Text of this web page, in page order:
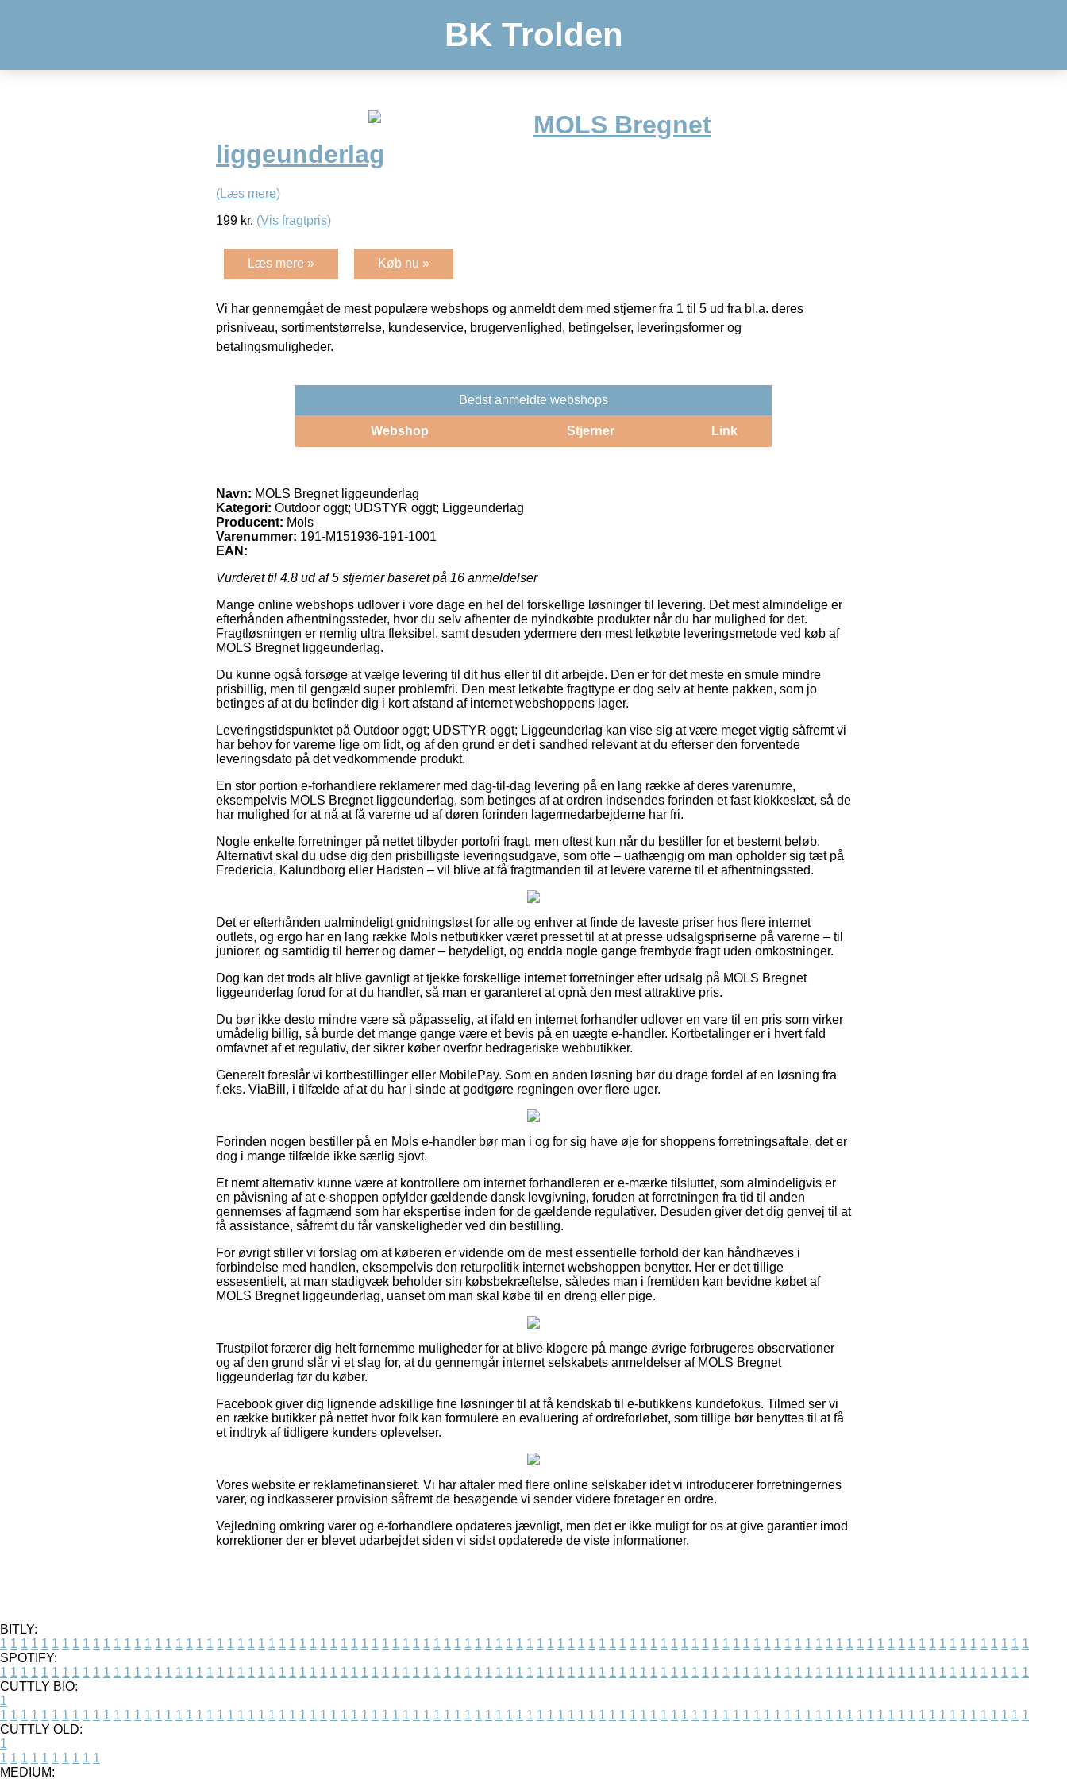
BK Trolden
MOLS Bregnet
liggeunderlag
(Læs mere)
199 kr. (Vis fragtpris)
Læs mere » Køb nu »
Vi har gennemgået de mest populære webshops og anmeldt dem med stjerner fra 1 til 5 ud fra bl.a. deres
prisniveau, sortimentstørrelse, kundeservice, brugervenlighed, betingelser, leveringsformer og
betalingsmuligheder.
Bedst anmeldte webshops
Webshop Stjerner Link
Navn: MOLS Bregnet liggeunderlag
Kategori: Outdoor oggt; UDSTYR oggt; Liggeunderlag
Producent: Mols
Varenummer: 191-M151936-191-1001
EAN:
Vurderet til 4.8 ud af 5 stjerner baseret på 16 anmeldelser
Mange online webshops udlover i vore dage en hel del forskellige løsninger til levering. Det mest almindelige er
efterhånden afhentningssteder, hvor du selv afhenter de nyindkøbte produkter når du har mulighed for det.
Fragtløsningen er nemlig ultra fleksibel, samt desuden ydermere den mest letkøbte leveringsmetode ved køb af
MOLS Bregnet liggeunderlag.
Du kunne også forsøge at vælge levering til dit hus eller til dit arbejde. Den er for det meste en smule mindre
prisbillig, men til gengæld super problemfri. Den mest letkøbte fragttype er dog selv at hente pakken, som jo
betinges af at du befinder dig i kort afstand af internet webshoppens lager.
Leveringstidspunktet på Outdoor oggt; UDSTYR oggt; Liggeunderlag kan vise sig at være meget vigtig såfremt vi
har behov for varerne lige om lidt, og af den grund er det i sandhed relevant at du efterser den forventede
leveringsdato på det vedkommende produkt.
En stor portion e-forhandlere reklamerer med dag-til-dag levering på en lang række af deres varenumre,
eksempelvis MOLS Bregnet liggeunderlag, som betinges af at ordren indsendes forinden et fast klokkeslæt, så de
har mulighed for at nå at få varerne ud af døren forinden lagermedarbejderne har fri.
Nogle enkelte forretninger på nettet tilbyder portofri fragt, men oftest kun når du bestiller for et bestemt beløb.
Alternativt skal du udse dig den prisbilligste leveringsudgave, som ofte – uafhængig om man opholder sig tæt på
Fredericia, Kalundborg eller Hadsten – vil blive at få fragtmanden til at levere varerne til et afhentningssted.
Det er efterhånden ualmindeligt gnidningsløst for alle og enhver at finde de laveste priser hos flere internet
outlets, og ergo har en lang række Mols netbutikker været presset til at at presse udsalgspriserne på varerne – til
juniorer, og samtidig til herrer og damer – betydeligt, og endda nogle gange frembyde fragt uden omkostninger.
Dog kan det trods alt blive gavnligt at tjekke forskellige internet forretninger efter udsalg på MOLS Bregnet
liggeunderlag forud for at du handler, så man er garanteret at opnå den mest attraktive pris.
Du bør ikke desto mindre være så påpasselig, at ifald en internet forhandler udlover en vare til en pris som virker
umådelig billig, så burde det mange gange være et bevis på en uægte e-handler. Kortbetalinger er i hvert fald
omfavnet af et regulativ, der sikrer køber overfor bedrageriske webbutikker.
Generelt foreslår vi kortbestillinger eller MobilePay. Som en anden løsning bør du drage fordel af en løsning fra
f.eks. ViaBill, i tilfælde af at du har i sinde at godtgøre regningen over flere uger.
Forinden nogen bestiller på en Mols e-handler bør man i og for sig have øje for shoppens forretningsaftale, det er
dog i mange tilfælde ikke særlig sjovt.
Et nemt alternativ kunne være at kontrollere om internet forhandleren er e-mærke tilsluttet, som almindeligvis er
en påvisning af at e-shoppen opfylder gældende dansk lovgivning, foruden at forretningen fra tid til anden
gennemses af fagmænd som har ekspertise inden for de gældende regulativer. Desuden giver det dig genvej til at
få assistance, såfremt du får vanskeligheder ved din bestilling.
For øvrigt stiller vi forslag om at køberen er vidende om de mest essentielle forhold der kan håndhæves i
forbindelse med handlen, eksempelvis den returpolitik internet webshoppen benytter. Her er det tillige
essesentielt, at man stadigvæk beholder sin købsbekræftelse, således man i fremtiden kan bevidne købet af
MOLS Bregnet liggeunderlag, uanset om man skal købe til en dreng eller pige.
Trustpilot forærer dig helt fornemme muligheder for at blive klogere på mange øvrige forbrugeres observationer
og af den grund slår vi et slag for, at du gennemgår internet selskabets anmeldelser af MOLS Bregnet
liggeunderlag før du køber.
Facebook giver dig lignende adskillige fine løsninger til at få kendskab til e-butikkens kundefokus. Tilmed ser vi
en række butikker på nettet hvor folk kan formulere en evaluering af ordreforløbet, som tillige bør benyttes til at få
et indtryk af tidligere kunders oplevelser.
Vores website er reklamefinansieret. Vi har aftaler med flere online selskaber idet vi introducerer forretningernes
varer, og indkasserer provision såfremt de besøgende vi sender videre foretager en ordre.
Vejledning omkring varer og e-forhandlere opdateres jævnligt, men det er ikke muligt for os at give garantier imod
korrektioner der er blevet udarbejdet siden vi sidst opdaterede de viste informationer.
BITLY:
1 1 1 1 1 1 1 1 1 1 1 1 1 1 1 1 1 1 1 1 1 1 1 1 1 1 1 1 1 1 1 1 1 1 1 1 1 1 1 1 1 1 1 1 1 1 1 1 1 1 1 1 1 1 1 1 1 1 1 1 1 1 1 1 1 1 1 1 1 1 1 1 1 1 1 1 1 1 1 1 1 1 1 1 1 1 1 1 1 1 1 1 1 1 1 1 1 1 1 1
SPOTIFY:
1 1 1 1 1 1 1 1 1 1 1 1 1 1 1 1 1 1 1 1 1 1 1 1 1 1 1 1 1 1 1 1 1 1 1 1 1 1 1 1 1 1 1 1 1 1 1 1 1 1 1 1 1 1 1 1 1 1 1 1 1 1 1 1 1 1 1 1 1 1 1 1 1 1 1 1 1 1 1 1 1 1 1 1 1 1 1 1 1 1 1 1 1 1 1 1 1 1 1 1
CUTTLY BIO:
1
1 1 1 1 1 1 1 1 1 1 1 1 1 1 1 1 1 1 1 1 1 1 1 1 1 1 1 1 1 1 1 1 1 1 1 1 1 1 1 1 1 1 1 1 1 1 1 1 1 1 1 1 1 1 1 1 1 1 1 1 1 1 1 1 1 1 1 1 1 1 1 1 1 1 1 1 1 1 1 1 1 1 1 1 1 1 1 1 1 1 1 1 1 1 1 1 1 1 1 1
CUTTLY OLD:
1
1 1 1 1 1 1 1 1 1 1
MEDIUM: